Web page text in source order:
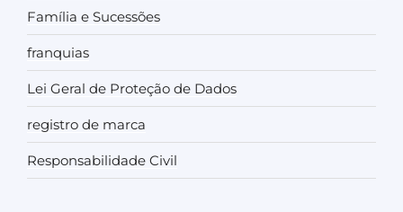
Família e Sucessões
franquias
Lei Geral de Proteção de Dados
registro de marca
Responsabilidade Civil